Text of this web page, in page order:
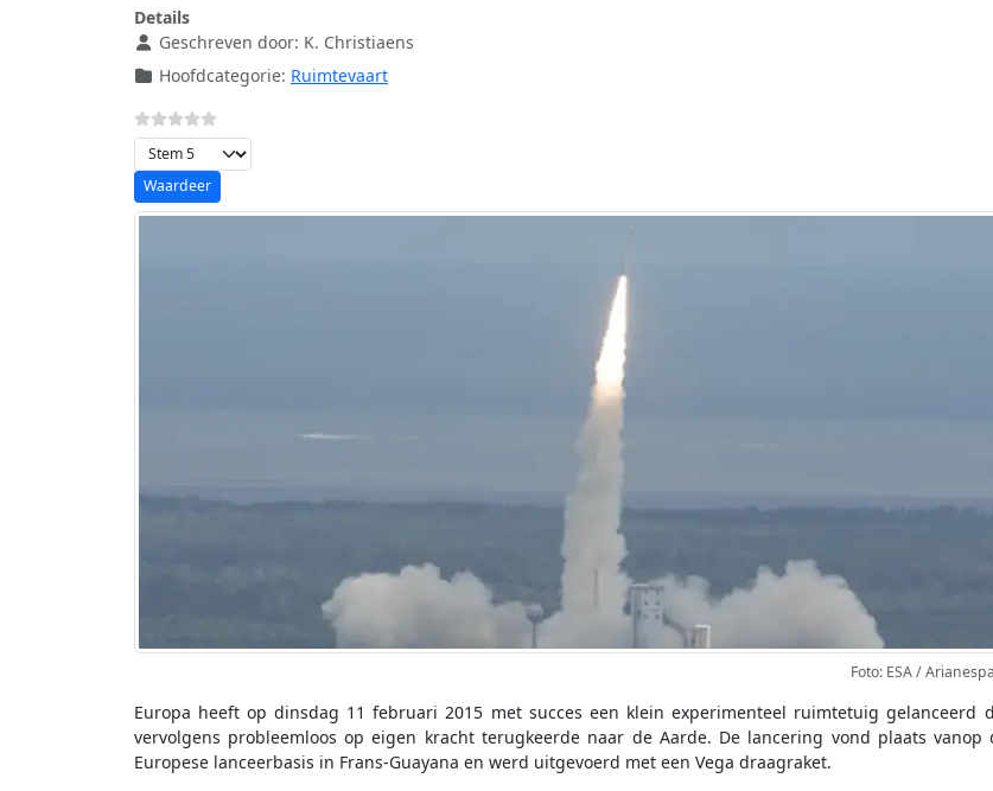
Details
Geschreven door: K. Christiaens
Hoofdcategorie: Ruimtevaart
Voeg waardering toe
Foto: ESA /
Europa heeft op dinsdag 11 februari 2015 met succes een klein experimenteel ruimtetuig gelanceerd
vervolgens probleemloos op eigen kracht terugkeerde naar de Aarde. De lancering vond plaats vanop
Europese lanceerbasis in Frans-Guayana en werd uitgevoerd met een Vega draagraket.